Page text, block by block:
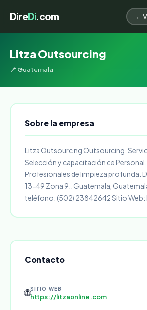
DireDi.com ←
Litza Outsourcing
📍 Guatemala
Sobre la empresa
Litza Outsourcing Outsourcing,
Selección y capacitación de
Profesionales de limpieza profunda.
13-49 Zona 9.. Guatemala,
teléfono: (502) 23842642 Sitio
Contacto
🌐SITIO WEB
https://litzaonline.com